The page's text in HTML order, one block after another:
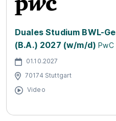
Duales Studium BWL-
(B.A.) 2027 (w/m/d) PwC
01.10.2027
70174 Stuttgart
Video